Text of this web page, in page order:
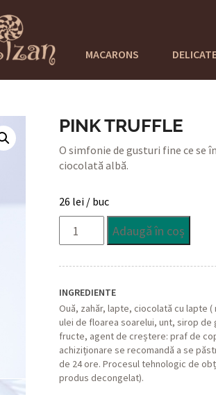
MACARONS
PINK TRUFFLE
O simfonie de gusturi fine ce se
ciocolată albă.
26 lei/ buc
Pink
Adaugă în coș
INGREDIENTE
Ouă, zahăr, lapte, ciocolată cu lapte
ulei de floarea soarelui, unt, sirop
fructe, agent de creștere: praf de
achiziționare se recomandă a se
de 24 ore. Procesul tehnologic de
produs decongelat).